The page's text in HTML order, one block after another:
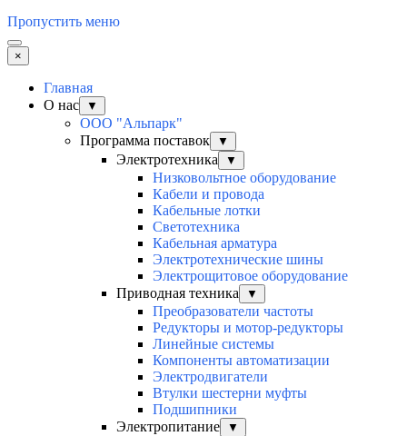
Пропустить меню
×
Главная
О нас
▼
ООО "Альпарк"
Программа поставок
▼
Электротехника ▼
Низковольтное оборудование
Кабели и провода
Кабельные лотки
Светотехника
Кабельная арматура
Электротехнические шины
Электрощитовое оборудование
Приводная техника
▼
Преобразователи частоты
Редукторы и мотор-редукторы
Линейные системы
Компоненты автоматизации
Электродвигатели
Втулки шестерни муфты
Подшипники
Электропитание
▼